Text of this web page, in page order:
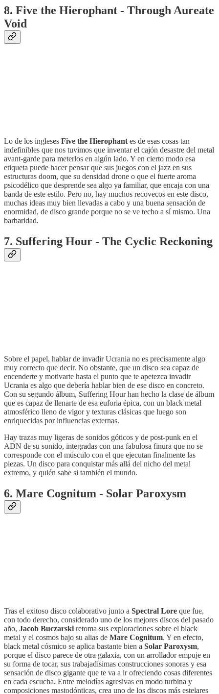
8. Five the Hierophant - Through Aureate
Void
Lo de los ingleses Five the Hierophant es de esas cosas tan
indefinibles que nos tuvimos que inventar el cajón desastre del metal
avant-garde para meterlos en algún lado. Y en cierto modo esa
etiqueta puede hacer pensar que sus juegos con el jazz en sus
estructuras doom, que su densidad drone o que el fuerte aroma
psicodélico que desprende sea algo ya familiar, que encaja con una
banda de este estilo. Pero no, hay muchos recovecos en este disco,
muchas ideas muy bien llevadas a cabo y una buena sensación de
enormidad, de disco grande porque no se ve techo a sí mismo. Una
barbaridad.
7. Suffering Hour - The Cyclic Reckoning
Sobre el papel, hablar de invadir Ucrania no es precisamente algo
muy correcto que decir. No obstante, que un disco sea capaz de
encenderte y motivarte hasta el punto que te apetezca invadir
Ucrania es algo que debería hablar bien de ese disco en concreto.
Con su segundo álbum, Suffering Hour han hecho la clase de álbum
que es capaz de llenarte de esa euforia épica, con un black metal
atmosférico lleno de vigor y texturas clásicas que luego son
enriquecidas por influencias externas.
Hay trazas muy ligeras de sonidos góticos y de post-punk en el
ADN de su sonido, integradas con una fabulosa finura que no se
corresponde con el músculo con el que ejecutan finalmente las
piezas. Un disco para conquistar más allá del nicho del metal
extremo, y quién sabe si también el mundo.
6. Mare Cognitum - Solar Paroxysm
Tras el exitoso disco colaborativo junto a Spectral Lore que fue,
con todo derecho, considerado uno de los mejores discos del pasado
año, Jacob Buczarski retoma sus exploraciones sobre el black
metal y el cosmos bajo su alias de Mare Cognitum. Y en efecto,
black metal cósmico se aplica bastante bien a Solar Paroxysm,
porque el disco parece de otra galaxia, con un arrollador empuje en
su forma de tocar, sus trabajadísimas construcciones sonoras y esa
sensación de disco gigante que te va a ir ofreciendo cosas diferentes
en cada escucha. Entre melodías agresivas en modo turbina y
composiciones mastodónticas, crea uno de los discos más estelares